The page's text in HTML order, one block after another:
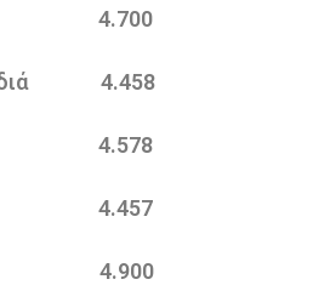
4.700
4.458
4.578
4.457
4.900